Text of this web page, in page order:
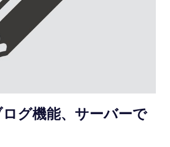
グ機能、サーバーで